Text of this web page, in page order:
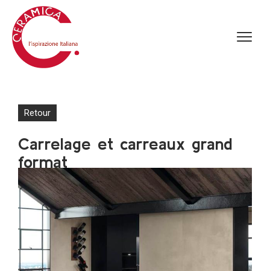
Retour
Carrelage et carreaux grand
format